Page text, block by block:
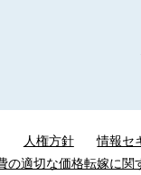
人権方針 情報セ
の適切な価格転嫁に関